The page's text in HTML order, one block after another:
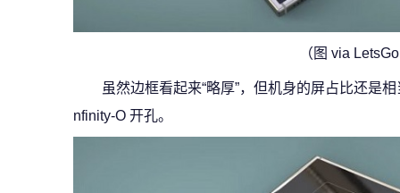
（图 via
虽然边框看起来“略厚”，但机身的屏占比还是
nfinity-O 开孔。